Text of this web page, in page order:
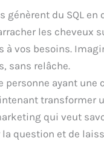
génèrent du SQL
les cheveux
à vos besoins.
sans relâche.
personne ayant une
transformer
qui veut
question et de